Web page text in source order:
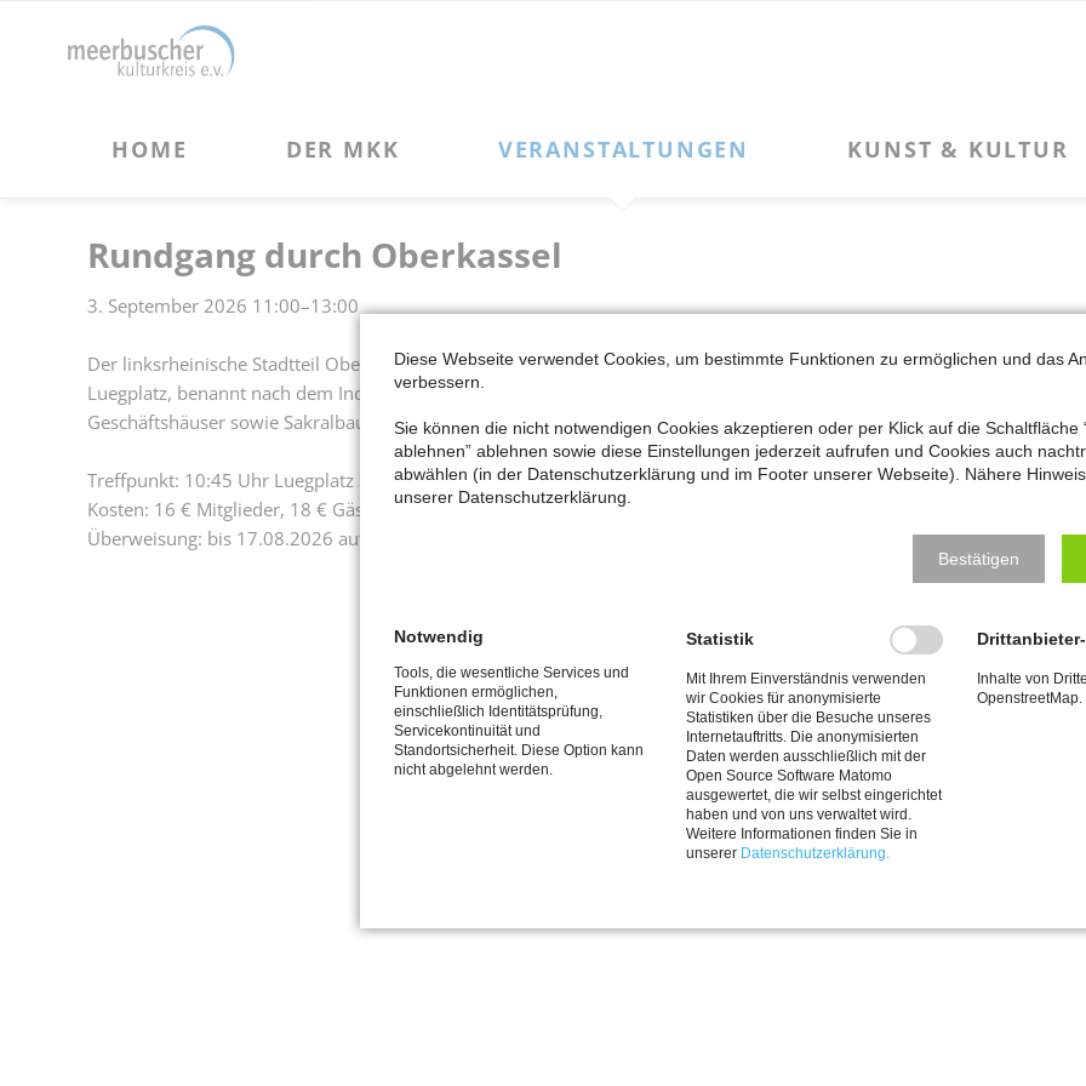
Förderprojekte des MKK
Vereinsgeschichte
Chronik des MKK
Satzung des MKK
Kulturveranstaltungen Kulturleben
Kunstpfad Latumer See – „Große Flügelform: NIKE“
Kooperationen + Kulturvereine
Kontakt zum MKK
Alter Güterbahnhof
Mitglied werden
Datenschutzerklärung
Rundgang durch Oberkassel
3. September 2026 11:00–13:00
Der linksrheinische Stadtteil Oberkassel wurde 1909 in die Landeshauptstadt Düsseldorf eingemeindet. Oberkassel
Luegplatz, benannt nach dem Industriellen Heinrich Lueg (1840 - 1917), werden die größtenteils aus der
Geschäftshäuser sowie Sakralbauten vorgestellt, ebenso die ehemaligen Wohn- und Atelierhäuser von Pankok, Beuys,
Treffpunkt: 10:45 Uhr Luegplatz 3, 40545 Düsseldorf
Kosten: 16 € Mitglieder, 18 € Gäste Anmeldung: bis 09.08.2026 bei Ursula Waaser, Tel. 0174 3257928 oder
Überweisung: bis 17.08.2026 auf das MKK-Konto
Facebook
Cookie
Einstellungen
VERANSTALTUNGEN
Datenschutzerklärung| © Copyright 2026 Meerbuscher
Diese Webseite verwendet Cookies, um bestimmte Funktionen zu ermöglichen und das
verbessern.
Sie können die nicht notwendigen Cookies akzeptieren oder per Klick auf die Schaltfläche
ablehnen” ablehnen sowie diese Einstellungen jederzeit aufrufen und Cookies auch
abwählen (in der Datenschutzerklärung und im Footer unserer Webseite). Nähere
unserer Datenschutzerklärung.
Bestätigen
Notwendig
Tools, die wesentliche Services und
Funktionen ermöglichen,
einschließlich Identitätsprüfung,
Servicekontinuität und
Standortsicherheit. Diese Option kann
nicht abgelehnt werden.
Statistik
Mit Ihrem Einverständnis verwenden
wir Cookies für anonymisierte
Statistiken über die Besuche unseres
Internetauftritts. Die anonymisierten
Daten werden ausschließlich mit der
Open Source Software Matomo
ausgewertet, die wir selbst eingerichtet
haben und von uns verwaltet wird.
Weitere Informationen finden Sie in
unserer Datenschutzerklärung.
Inhalte von
OpenstreetMap.